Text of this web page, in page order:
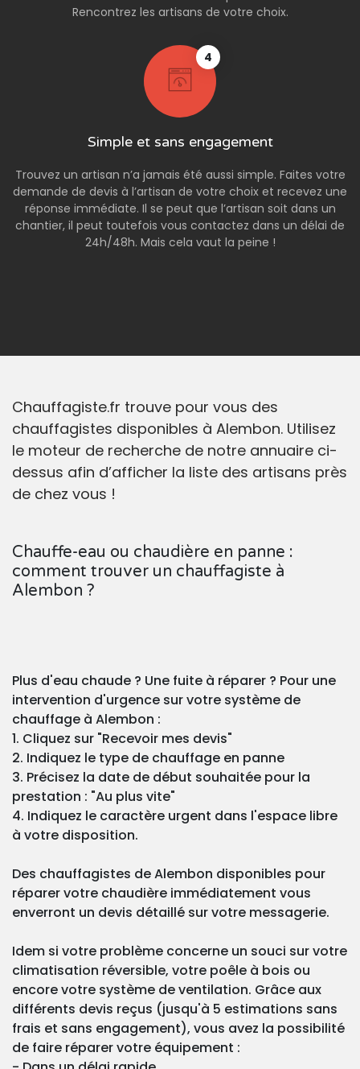
Rencontrez les artisans de votre choix.
4
Simple et sans engagement
Trouvez un artisan n’a jamais été aussi simple. Faites votre
demande de devis à l’artisan de votre choix et recevez une
réponse immédiate. Il se peut que l’artisan soit dans un
chantier, il peut toutefois vous contactez dans un délai de
24h/48h. Mais cela vaut la peine !
Chauffagiste.fr trouve pour vous des
chauffagistes disponibles à Alembon. Utilisez
le moteur de recherche de notre annuaire ci-
dessus afin d’afficher la liste des artisans près
de chez vous !
Chauffe-eau ou chaudière en panne :
comment trouver un chauffagiste à
Alembon ?
Plus d'eau chaude ? Une fuite à réparer ? Pour une
intervention d'urgence sur votre système de
chauffage à Alembon :
1. Cliquez sur "Recevoir mes devis"
2. Indiquez le type de chauffage en panne
3. Précisez la date de début souhaitée pour la
prestation : "Au plus vite"
4. Indiquez le caractère urgent dans l'espace libre
à votre disposition.
Des chauffagistes de Alembon disponibles pour
réparer votre chaudière immédiatement vous
enverront un devis détaillé sur votre messagerie.
Idem si votre problème concerne un souci sur votre
climatisation réversible, votre poêle à bois ou
encore votre système de ventilation. Grâce aux
différents devis reçus (jusqu'à 5 estimations sans
frais et sans engagement), vous avez la possibilité
de faire réparer votre équipement :